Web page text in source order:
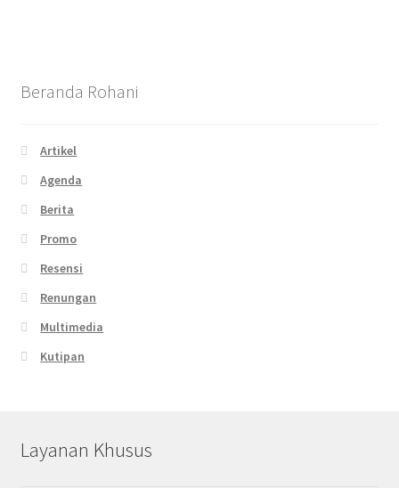
Beranda Rohani
Artikel
Agenda
Berita
Promo
Resensi
Renungan
Multimedia
Kutipan
Layanan Khusus